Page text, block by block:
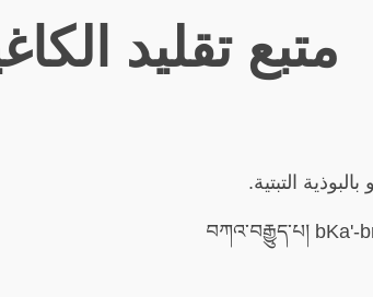
متبع تقليد
التبتية.